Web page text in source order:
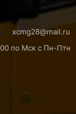
xcmg28@mail.ru
по Мск с Пн-Птн